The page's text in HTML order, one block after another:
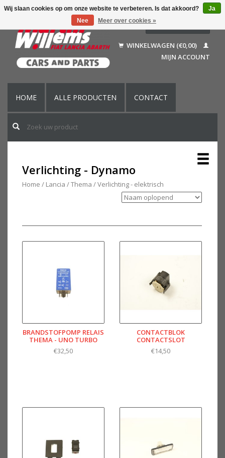
Français
English (US)
WINKELWAGEN (€0,00)
MIJN ACCOUNT
HOME ALLE PRODUCTEN CONTACT
Verlichting - Dynamo
Home / Lancia /Thema /Verlichting - elektrisch
BRANDSTOFPOMP RELAIS
THEMA - UNO TURBO
€32,50
CONTACTBLOK
CONTACTSLOT
€14,50
Wij slaan cookies op om onze website te verbeteren. Is dat akkoord?
Ja
Nee
Meer over cookies »